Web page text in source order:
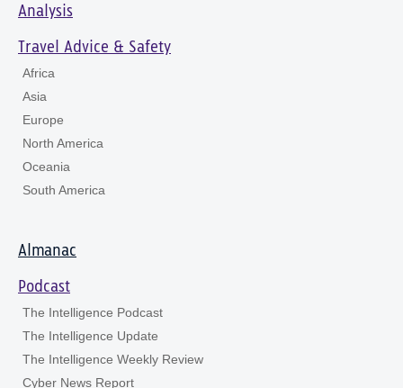
Analysis
Travel Advice & Safety
Africa
Asia
Europe
North America
Oceania
South America
Almanac
Podcast
The Intelligence Podcast
The Intelligence Update
The Intelligence Weekly Review
Cyber News Report